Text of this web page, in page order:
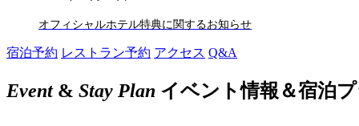
オフィシャルホテル特典に関するお知らせ
宿泊予約 レストラン予約 アクセス Q&A
Event& Stay Plan イベント情報＆宿泊